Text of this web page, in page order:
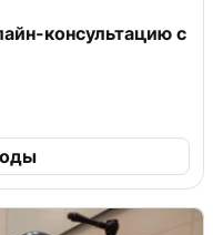
консультацию с